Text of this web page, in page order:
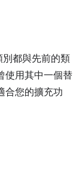
都與先前的類
使用其中一個替
合您的擴充功